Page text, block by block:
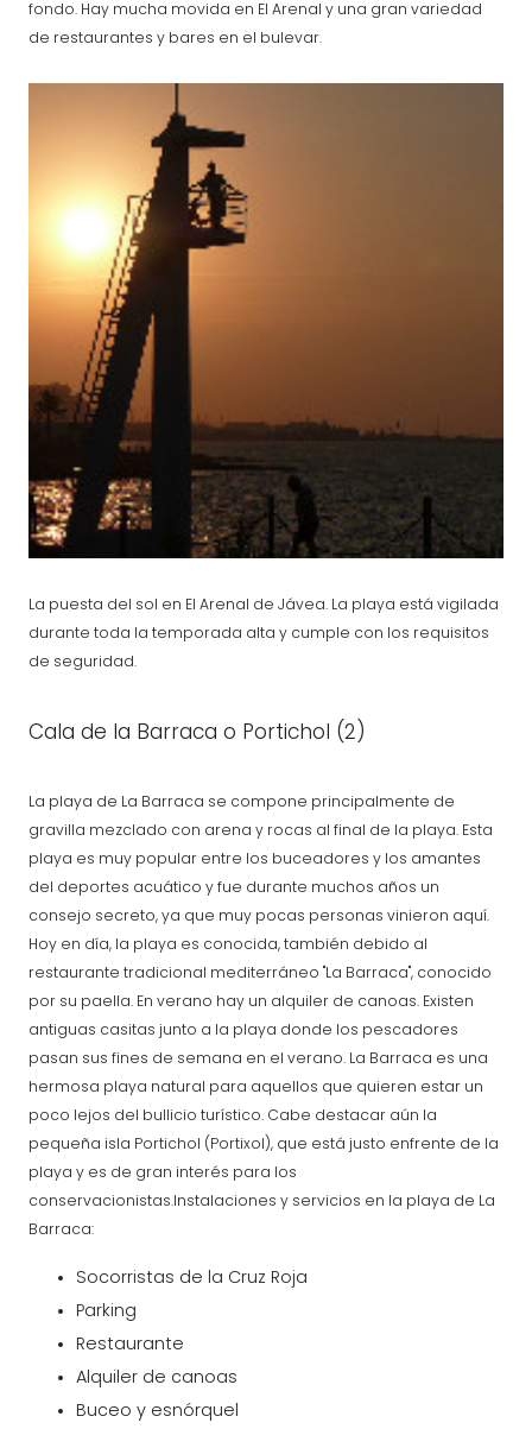
fondo. Hay mucha movida en El Arenal y una gran variedad
de restaurantes y bares en el bulevar.
La puesta del sol en El Arenal de Jávea. La playa está vigilada
durante toda la temporada alta y cumple con los requisitos
de seguridad.
Cala de la Barraca o Portichol (2)
La playa de La Barraca se compone principalmente de
gravilla mezclado con arena y rocas al final de la playa. Esta
playa es muy popular entre los buceadores y los amantes
del deportes acuático y fue durante muchos años un
consejo secreto, ya que muy pocas personas vinieron aquí.
Hoy en día, la playa es conocida, también debido al
restaurante tradicional mediterráneo "La Barraca", conocido
por su paella. En verano hay un alquiler de canoas. Existen
antiguas casitas junto a la playa donde los pescadores
pasan sus fines de semana en el verano. La Barraca es una
hermosa playa natural para aquellos que quieren estar un
poco lejos del bullicio turístico. Cabe destacar aún la
pequeña isla Portichol (Portixol), que está justo enfrente de la
playa y es de gran interés para los
conservacionistas.Instalaciones y servicios en la playa de La
Barraca:
Socorristas de la Cruz Roja
Parking
Restaurante
Alquiler de canoas
Buceo y esnórquel